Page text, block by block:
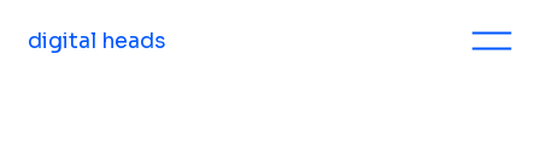
digital heads